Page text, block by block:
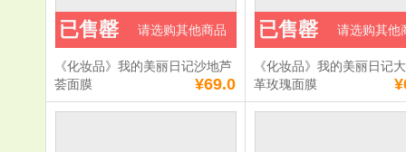
《化妆品》我的美丽日记沙地芦
荟面膜
¥69.0
已售罄 请选购其他商品
《化妆品》我的美丽日记
革玫瑰面膜
已售罄 请选购其他